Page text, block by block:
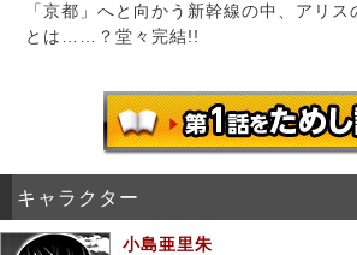
「京都」へと向かう新幹線の中、アリ
とは……？堂々完結!!
キャラクター
小島亜里朱